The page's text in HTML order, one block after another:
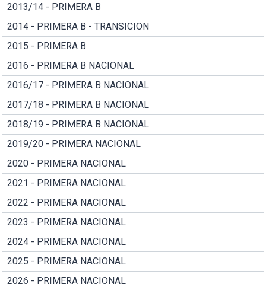
2013/14 - PRIMERA B
2014 - PRIMERA B - TRANSICION
2015 - PRIMERA B
2016 - PRIMERA B NACIONAL
2016/17 - PRIMERA B NACIONAL
2017/18 - PRIMERA B NACIONAL
2018/19 - PRIMERA B NACIONAL
2019/20 - PRIMERA NACIONAL
2020 - PRIMERA NACIONAL
2021 - PRIMERA NACIONAL
2022 - PRIMERA NACIONAL
2023 - PRIMERA NACIONAL
2024 - PRIMERA NACIONAL
2025 - PRIMERA NACIONAL
2026 - PRIMERA NACIONAL